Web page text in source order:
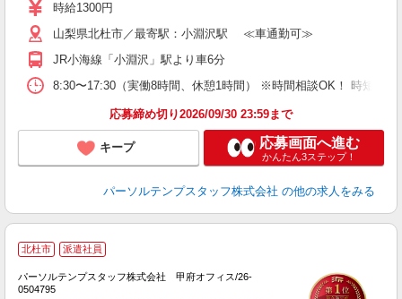
時給1300円
山梨県北杜市／最寄駅：小淵沢駅 ≪車通勤可≫
JR小海線「小淵沢」駅より車6分
8:30〜17:30（実働8時間、休憩1時間） ※時間相談OK！ 時短勤
応募締め切り2026/09/30 23:59まで
キープ 応募画面へ進む
かんたん3ステップ！
パーソルテンプスタッフ株式会社 の他の求人をみる
北杜市 派遣社員
パーソルテンプスタッフ株式会社 甲府オフィス/26-
0504795